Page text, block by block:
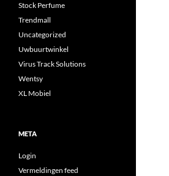
Stock Perfume
Trendmall
Uncategorized
Uwbuurtwinkel
Virus Track Solutions
Wentsy
XL Mobiel
META
Login
Vermeldingen feed